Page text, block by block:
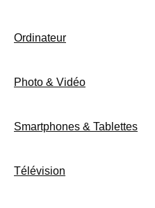
Ordinateur
Photo & Vidéo
Smartphones & Tablettes
Télévision